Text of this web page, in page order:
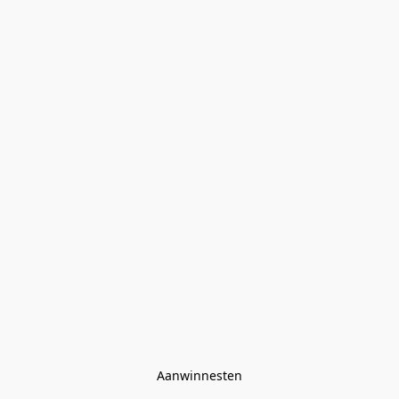
Aanwinnesten